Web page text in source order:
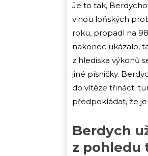
Je to tak,
vinou loňských
roku, propadl na
nakonec ukázalo,
z hlediska výkonů
jiné písničky.
do vítěze třinácti
předpokládat, že
Berdych
z pohledu